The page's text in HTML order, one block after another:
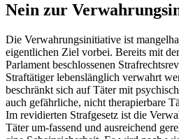
Nein zur
Die Verwahrungsinitiative ist
eigentlichen Ziel vorbei. Bereits mit
Parlament beschlossenen
Straftätiger lebenslänglich verwahrt
beschränkt sich auf Täter mit
auch gefährliche, nicht therapierbare
Im revidierten Strafgesetz ist die
Täter um-fassend und ausreichend